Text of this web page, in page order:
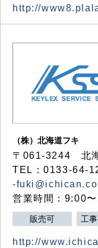
http://
（株）北海道フキ
〒061-3244 北
TEL：0133-64-
-
営業時間：9:00
販売可 工
http://